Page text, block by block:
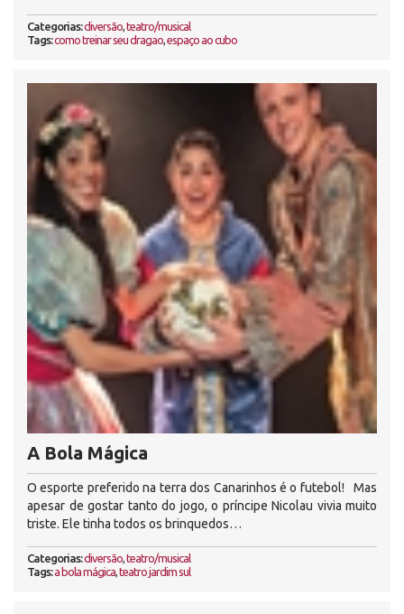
Categorias:diversão,teatro/musical
Tags:como treinar seu dragao,espaço ao cubo
A Bola Mágica
O esporte preferido na terra dos Canarinhos é o futebol! Mas
apesar de gostar tanto do jogo, o príncipe Nicolau vivia muito
triste. Ele tinha todos os brinquedos…
Categorias:diversão,teatro/musical
Tags:a bola mágica,teatro jardim sul